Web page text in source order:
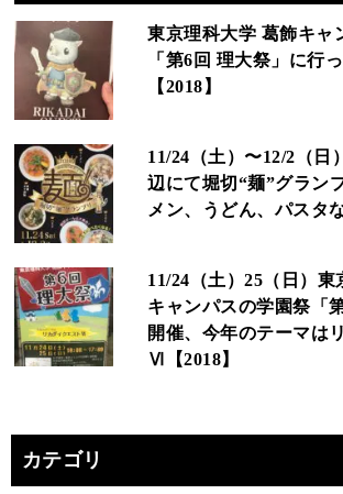
東京理科大学 葛飾キャ
「第6回 理大祭」に行
【2018】
11/24（土）〜12/2（日
辺にて堀切“麺”グラン
メン、うどん、パスタ
11/24（土）25（日）東
キャンパスの学園祭「
開催、今年のテーマは
Ⅵ【2018】
カテゴリ